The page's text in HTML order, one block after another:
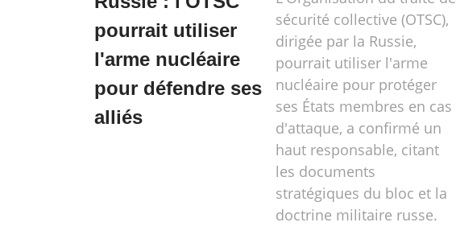
pourrait utiliser
l'arme nucléaire
pour défendre ses
alliés
sécurité collective (OTSC),
dirigée par la Russie,
pourrait utiliser l'arme
nucléaire pour protéger
ses États membres en cas
d'attaque, a confirmé un
haut responsable, citant
les documents
stratégiques du bloc et la
doctrine militaire russe.